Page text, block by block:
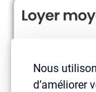
Nous
d’améliorer